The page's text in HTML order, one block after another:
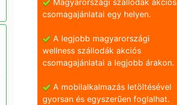
Magyarországi szállodák akciós
csomagajánlatai egy helyen.
A legjobb magyarországi
wellness szállodák akciós
csomagajánlatai a legjobb árakon.
A mobilalkalmazás letöltésével
gyorsan és egyszerũen foglalhat.